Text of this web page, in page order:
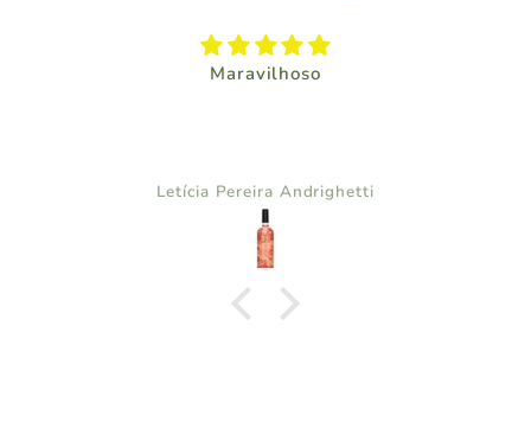
Maravilhoso
Letícia Pereira Andrighetti